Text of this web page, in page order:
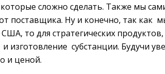
сложно сделать. Также мы
от поставщика. Ну и конечно, так
то для стратегических
изготовление субстанции. Будучи
и ценой.